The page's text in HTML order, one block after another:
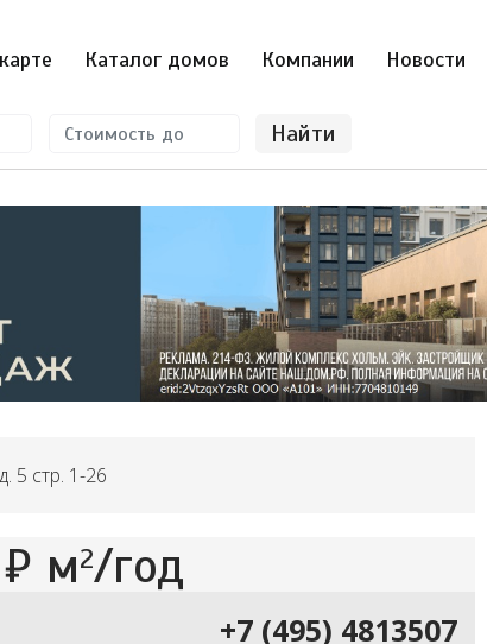
Каталог домов Компании Новости
Найти
5 стр. 1-26
м2/год
+7 (495) 4813507